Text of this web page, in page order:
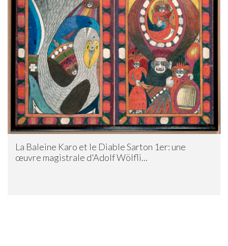
La Baleine Karo et le Diable Sarton 1er: une
œuvre magistrale d'Adolf Wölfli...